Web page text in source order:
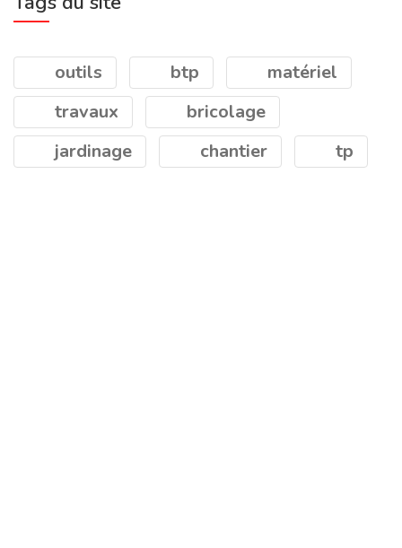
outils btp
matériel
travaux
bricolage
jardinage
chantier tp